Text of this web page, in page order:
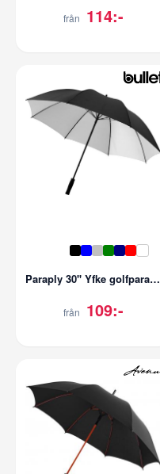
från 114:-
Paraply 30'' Yfke golfparaply med EVA-handtag
från 109:-